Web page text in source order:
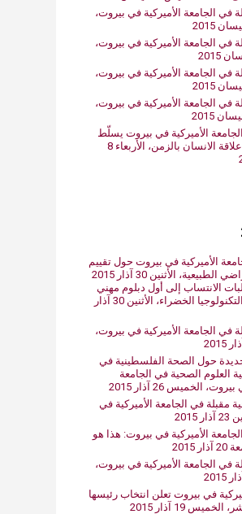
في الجامعة الأميركية في بيروت،
في الجامعة الأميركية في بيروت،
في الجامعة الأميركية في بيروت،
في الجامعة الأميركية في بيروت،
الأميركية في بيروت يسلّط
الضوء على علاقة الانسان بالزمن، الأربعاء 8
الأميركية في بيروت حول تقييم
الأثنين 30 آذار 2015
الانتساب إلى أول دبلوم مهني
أونلاين في التكنولوجيا الخضراء، الأثنين 30 آذار
في الجامعة الأميركية في بيروت،
حول الصحة الفلسطينية في
العلوم الصحية في الجامعة
الخميس 26 آذار 2015
مقبلة في الجامعة الأميركية في
الأميركية في بيروت: هذا هو
في الجامعة الأميركية في بيروت،
في بيروت تعلن انتخاب رئيسها
19 آذار 2015